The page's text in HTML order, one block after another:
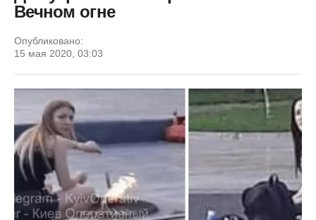
Вечном огне
Опубликовано:
15 мая 2020, 03:03